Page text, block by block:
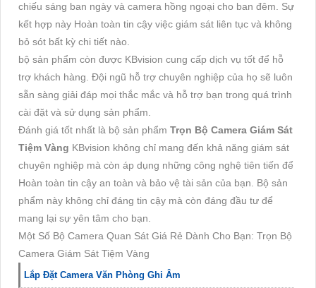
chiếu sáng ban ngày và camera hồng ngoại cho ban đêm. Sự
kết hợp này Hoàn toàn tin cậy việc giám sát liên tục và không
bỏ sót bất kỳ chi tiết nào.
bộ sản phẩm còn được KBvision cung cấp dịch vụ tốt để hỗ
trợ khách hàng. Đội ngũ hỗ trợ chuyên nghiệp của họ sẽ luôn
sẵn sàng giải đáp mọi thắc mắc và hỗ trợ bạn trong quá trình
cài đặt và sử dụng sản phẩm.
Đánh giá tốt nhất là bộ sản phẩm Trọn Bộ Camera Giám Sát
Tiệm Vàng KBvision không chỉ mang đến khả năng giám sát
chuyên nghiệp mà còn áp dụng những công nghệ tiên tiến để
Hoàn toàn tin cậy an toàn và bảo vệ tài sản của bạn. Bộ sản
phẩm này không chỉ đáng tin cậy mà còn đáng đầu tư để
mang lại sự yên tâm cho bạn.
Một Số Bộ Camera Quan Sát Giá Rẻ Dành Cho Bạn: Trọn Bộ
Camera Giám Sát Tiệm Vàng
Lắp Đặt Camera Văn Phòng Ghi Âm